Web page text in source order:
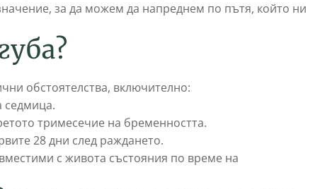
за да можем да напреднем по пътя, който ни
обстоятелства, включително:
седмица.
тримесечие на бременността.
28 дни след раждането.
с живота състояния по време на